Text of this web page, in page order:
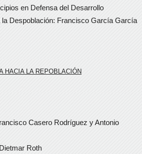
en Defensa del Desarrollo
la Despoblación: Francisco García García
HACIA LA REPOBLACIÓN
Casero Rodríguez y Antonio
Roth